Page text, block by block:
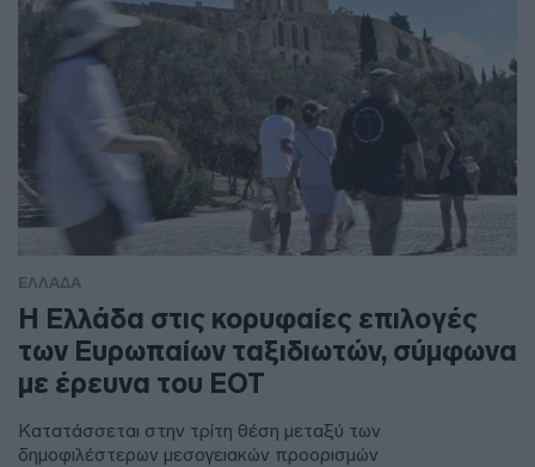
ΕΛΛΑΔΑ
Η Ελλάδα στις κορυφαίες επιλογές
των Ευρωπαίων ταξιδιωτών, σύμφωνα
με έρευνα του ΕΟΤ
Κατατάσσεται στην τρίτη θέση μεταξύ των
δημοφιλέστερων μεσογειακών προορισμών